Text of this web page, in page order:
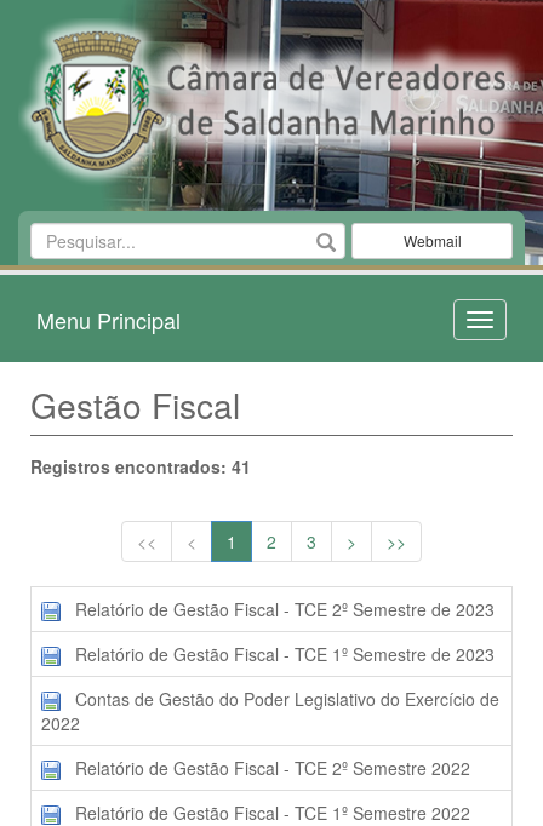
Webmail
Toggle
Menu Principal
Gestão Fiscal
Registros encontrados: 41
<< < 1 2 3 > >>
Relatório de Gestão Fiscal - TCE 2º Semestre de 2023
Relatório de Gestão Fiscal - TCE 1º Semestre de 2023
Contas de Gestão do Poder Legislativo do Exercício de
2022
Relatório de Gestão Fiscal - TCE 2º Semestre 2022
Relatório de Gestão Fiscal - TCE 1º Semestre 2022